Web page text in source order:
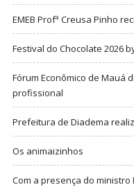
EMEB Profª Creusa Pinho
Festival do Chocolate 2026
Fórum Econômico de
profissional
Prefeitura de Diadema
Os animaizinhos
Com a presença do